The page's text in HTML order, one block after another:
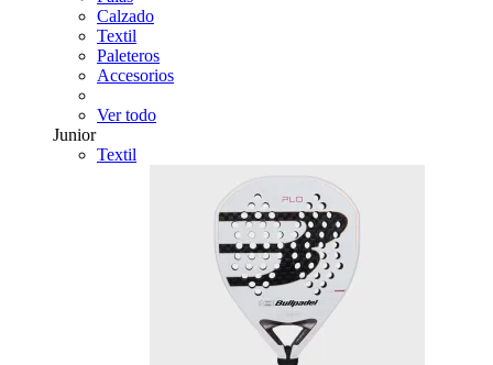
Calzado
Textil
Paleteros
Accesorios
Ver todo
Junior
Textil